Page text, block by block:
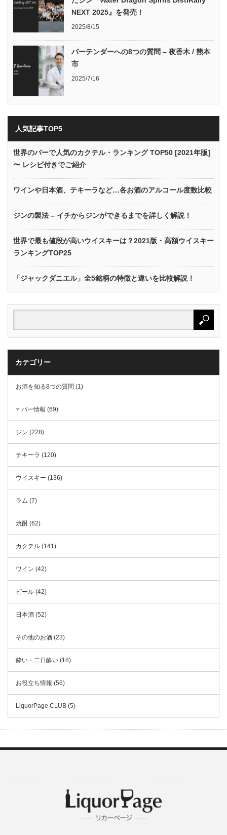
NEXT 2025』を発売！
2025/8/15
バーテンダーへの8つの質問 – 夜香木 / 熊本
市
2025/7/16
人気記事TOP5
世界のバーで人気のカクテル・ランキング TOP50 [2021年版]
〜 レシピ付きでご紹介
ワインや日本酒、テキーラなど…各お酒のアルコール度数比較
ジンの製法 – イチからジンができるまでを詳しく解説！
世界で最も値段が高いウイスキーは？2021版・高額ウイスキー
ランキングTOP25
「ジャックダニエル」全5銘柄の特徴と違いを比較解説！
カテゴリー
お酒を知る8つの質問 (1)
バー情報 (69)
ジン (228)
テキーラ (120)
ウイスキー (136)
ラム (7)
焼酎 (62)
カクテル (141)
ワイン (42)
ビール (42)
日本酒 (52)
その他のお酒 (23)
酔い・二日酔い (18)
お役立ち情報 (56)
LiquorPage CLUB (5)